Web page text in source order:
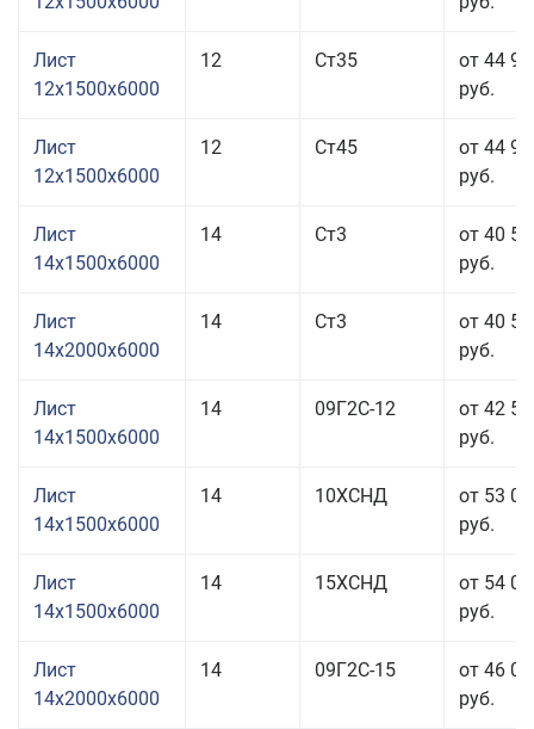
Лист
12x1500x6000
12 Ст35
от 44
руб.
Лист
12x1500x6000
12 Ст45
от 44
руб.
Лист
14x1500x6000
14 Ст3
от 40
руб.
Лист
14x2000x6000
14 Ст3
от 40
руб.
Лист
14x1500x6000
14 09Г2С-12
от 42
руб.
Лист
14x1500x6000
14 10ХСНД
от 53
руб.
Лист
14x1500x6000
14 15ХСНД
от 54
руб.
Лист
14x2000x6000
14 09Г2С-15
от 46
руб.